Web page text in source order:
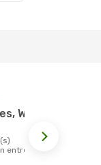
entre